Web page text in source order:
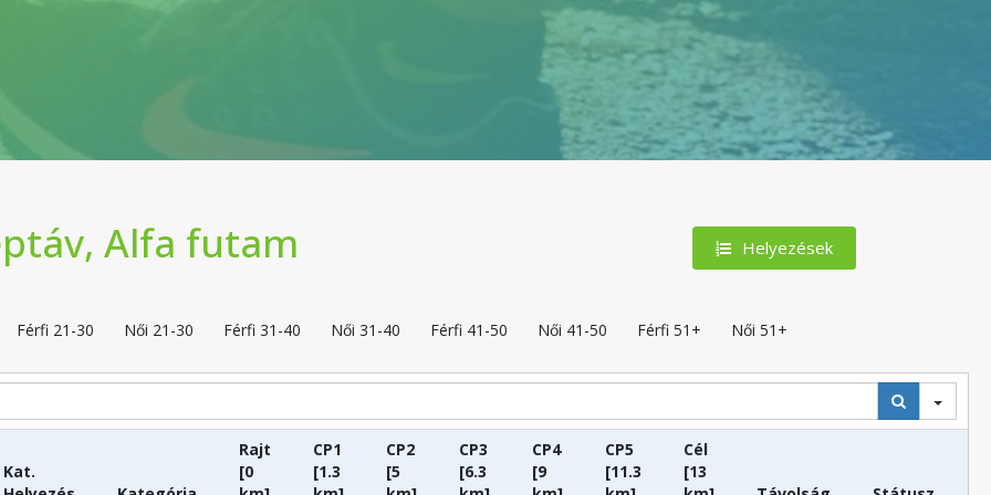
Helyezések
Alfa futam
Férfi 21-30 Női 21-30 Férfi 31-40 Női 31-40 Férfi 41-50 Női 41-50 Férfi 51+ Női 51+
Kat.
Rajt
[0
CP1
[1.3
CP2
[5
CP3
[6.3
CP4
[9
CP5
[11.3
Cél
[13